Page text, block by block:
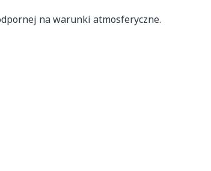
na warunki atmosferyczne.